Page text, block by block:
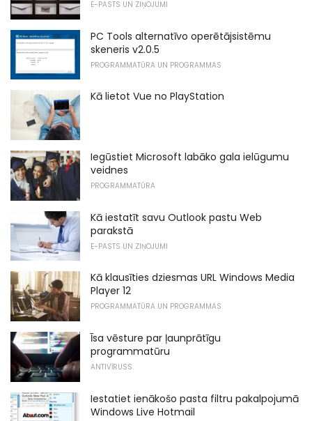
E-PASTS UN ZIŅOJUMI
PC Tools alternatīvo operētājsistēmu
skeneris v2.0.5
PROGRAMMATŪRA UN PROGRAMMAS
Kā lietot Vue no PlayStation
Iegūstiet Microsoft labāko gala ielūgumu
veidnes
PROGRAMMATŪRA
Kā iestatīt savu Outlook pastu Web
parakstā
E-PASTS UN ZIŅOJUMI
Kā klausīties dziesmas URL Windows Media
Player 12
PROGRAMMATŪRA UN PROGRAMMAS
Īsa vēsture par ļaunprātīgu
programmatūru
ANTIVĪRUSS
Iestatiet ienākošo pasta filtru pakalpojumā
Windows Live Hotmail